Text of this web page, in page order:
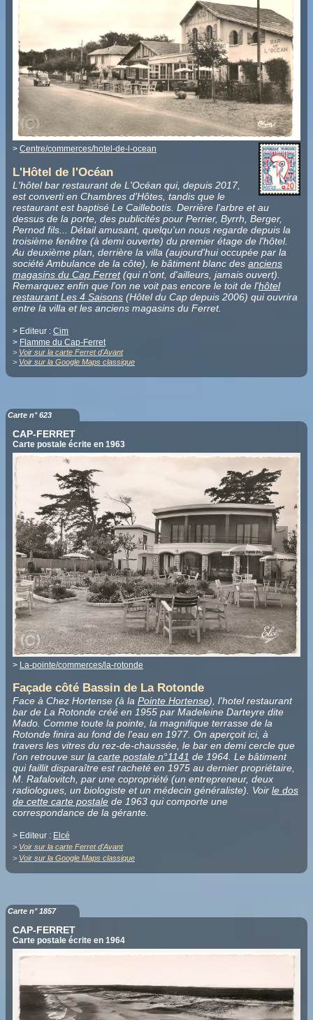
> Centre/commerces/hotel-de-l-ocean
L'Hôtel de l'Océan
L'hôtel bar restaurant de L'Océan qui, depuis 2017,
est converti en Chambres d'Hôtes, tandis que le
restaurant est baptisé Le Caillebotis. Derrière l'arbre et au
dessus de la porte, des publicités pour Perrier, Byrrh, Berger,
Pernod fils... Détail amusant, quelqu'un nous regarde depuis la
troisième fenêtre (à demi ouverte) du premier étage de l'hôtel.
Au deuxième plan, derrière la villa (aujourd'hui occupée par la
société Ambulance de la côte), le bâtiment blanc des anciens
magasins du Cap Ferret(qui n'ont, d'ailleurs, jamais ouvert).
Remarquez enfin que l'on ne voit pas encore le toit de l'hôtel
restaurant Les 4 Saisons (Hôtel du Cap depuis 2006) qui ouvrira
entre la villa et les anciens magasins du Ferret.
> Editeur : Cim
> Flamme du Cap-Ferret
> Voir sur la carte Ferret d'Avant
> Voir sur la Google Maps classique
Carte n° 623
CAP-FERRET
Carte postale écrite en 1963
> La-pointe/commerces/la-rotonde
Façade côté Bassin de La Rotonde
Face à Chez Hortense (à la Pointe Hortense), l'hotel restaurant
bar de La Rotonde créé en 1955 par Madeleine Darteyre dite
Mado. Comme toute la pointe, la magnifique terrasse de la
Rotonde finira au fond de l'eau en 1977. On aperçoit ici, à
travers les vitres du rez-de-chaussée, le bar en demi cercle que
l'on retrouve sur la carte postale n°1141 de 1964. Le bâtiment
qui faillit disparaître est racheté en 1975 au dernier propriétaire,
M. Rafalovitch, par une copropriété (un entrepreneur, deux
radiologues, un biologiste et un médecin généraliste). Voir le dos
de cette carte postale de 1963 qui comporte une
correspondance de la gérante.
> Editeur : Elcé
> Voir sur la carte Ferret d'Avant
> Voir sur la Google Maps classique
Carte n° 1857
CAP-FERRET
Carte postale écrite en 1964